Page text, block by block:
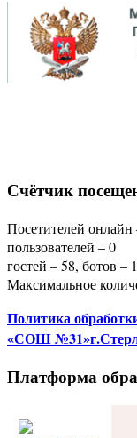
Счётчик
Посетителей онлайн
пользователей – 0
гостей – 58, ботов –
Максимальное
Политика
«СОШ
Платформа